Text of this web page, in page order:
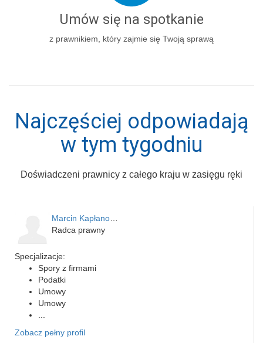
Umów się na spotkanie
z prawnikiem, który zajmie się Twoją sprawą
Najczęściej odpowiadają
w tym tygodniu
Doświadczeni prawnicy z całego kraju w zasięgu ręki
Radca prawny
Specjalizacje:
Spory z firmami
Podatki
Umowy
Umowy
Zobacz pełny profil